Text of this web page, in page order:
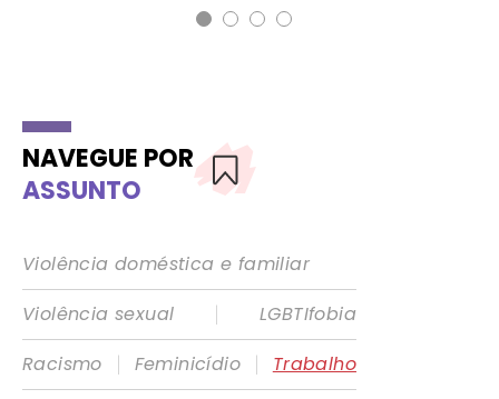
NAVEGUE POR
ASSUNTO
Violência doméstica e familiar
Violência sexual
|
LGBTIfobia
Racismo
| Feminicídio |
Trabalho